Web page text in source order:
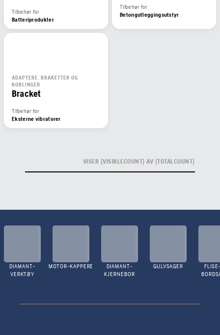
Tilbehør for
Batteriprodukter
Tilbehør for
Betongutleggingsutstyr
ADAPTERE, BRAKETTER OG
KOBLINGER
Bracket
Tilbehør for
Eksterne vibratorer
VISER {VISIBLECOUNT} AV {TOTALCOUNT}
DIAMANT-
VERKTØY
MOTOR-KAPPERE
DIAMANT-
KJERNEBOR
GULVSAGER